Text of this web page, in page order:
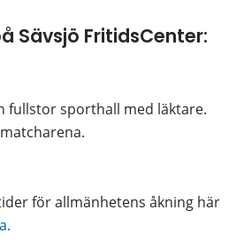
Sävsjö FritidsCenter:
fullstor sporthall med läktare.
för allmänhetens åkning här